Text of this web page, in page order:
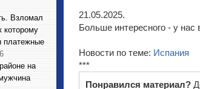
Взломал
которому
платежные
на
21.05.2025.
Больше интересного - у нас
Новости по теме: Испания
***
Понравился материал?